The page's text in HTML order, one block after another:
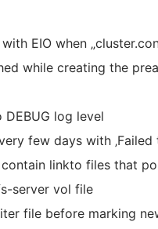
EIO when
while creating the
DEBUG log level
few days with ‚Failed
linkto files that
server vol file
file before marking